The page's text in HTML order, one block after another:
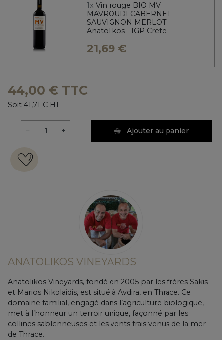
1x Vin rouge BIO MV
MAVROUDI CABERNET-
SAUVIGNON MERLOT
Anatolikos - IGP Crete
21,69 €
44,00 € TTC
Soit 41,71 € HT
− + Ajouter au panier
ANATOLIKOS VINEYARDS
Anatolikos Vineyards, fondé en 2005 par les frères Sakis
et Marios Nikolaidis, est situé à Avdira, en Thrace. Ce
domaine familial, engagé dans l’agriculture biologique,
met à l’honneur un terroir unique, façonné par les
collines sablonneuses et les vents frais venus de la mer
de Thrace.